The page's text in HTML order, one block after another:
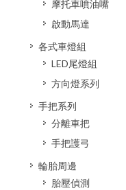
摩托車噴油嘴
啟動馬達
各式車燈組
LED尾燈組
方向燈系列
手把系列
分離車把
手把護弓
輪胎周邊
胎壓偵測